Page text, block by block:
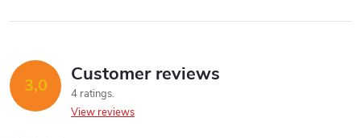
3,0 Customer reviews
4 ratings
View reviews